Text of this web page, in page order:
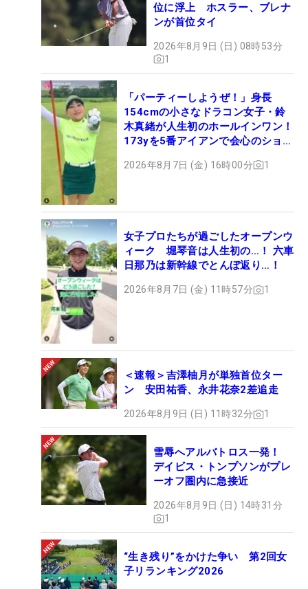
位に浮上 ホスラー、ブレナ
ンが首位タイ
2026年8月9日 (日) 08時53分
1
「パーティーしようぜ！」身長
154cmの小さなドラコン女子・鈴
木真緒が人生初のホールインワン！
173yを5番アイアンで会心のショッ
2026年8月7日 (金) 16時00分 1
女子プロたちが過ごしたオープンウ
ィーク 堀琴音は人生初の…！ 六車
日那乃は新幹線でとんぼ返り…！
2026年8月7日 (金) 11時57分 1
＜速報＞吉澤柚月が単独首位ター
ン 安田祐香、永井花奈2差追走
2026年8月9日 (日) 11時32分 1
雪辱へアルバトロス一発！
デイビス・トンプソンがプレ
ーオフ圏内に急接近
2026年8月9日 (日) 14時31分
1
“生き残り”をかけた争い 第2回女
子リランキング2026